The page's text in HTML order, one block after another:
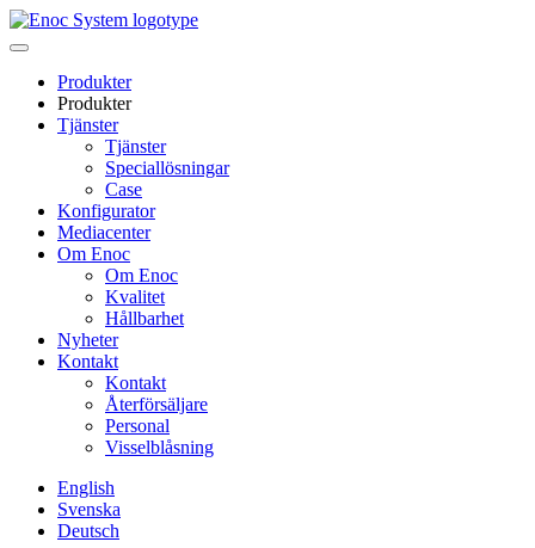
Skip
to
Produkter
Produkter
Tjänster
Tjänster
Speciallösningar
Case
Konfigurator
Mediacenter
Om Enoc
Om Enoc
Kvalitet
Hållbarhet
Nyheter
Kontakt
Kontakt
Återförsäljare
Personal
Visselblåsning
English
Svenska
Deutsch